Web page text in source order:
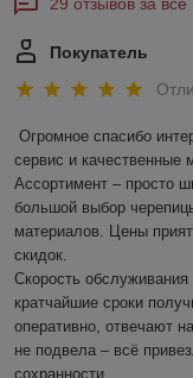
Покупатель
Огромное спасибо
сервис и качественные
Ассортимент – просто
большой выбор
материалов. Цены
скидок.
Скорость
кратчайшие сроки
оперативно, отвечают
не подвела – всё
сохранности.